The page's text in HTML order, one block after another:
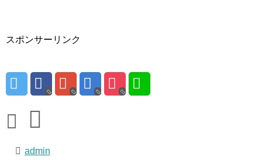
スポンサーリンク
admin